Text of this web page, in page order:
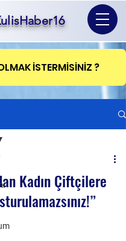
İSTERMİSİNİZ ?
Kadın Çiftçilere